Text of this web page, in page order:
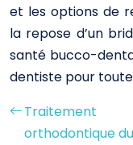
et les options de
la repose d’un
santé bucco-
dentiste pour
Traitement
orthodontique du